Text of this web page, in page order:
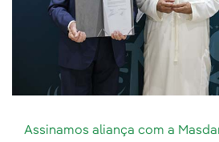
Assinamos aliança com a